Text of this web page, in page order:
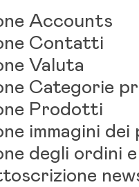
Accounts
Contatti
Valuta
Categorie
Prodotti
immagini
degli ordini